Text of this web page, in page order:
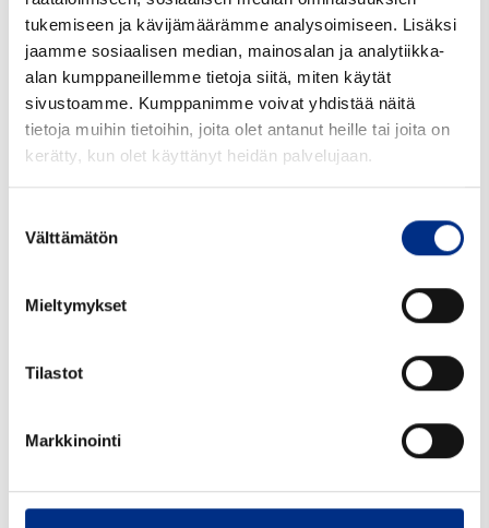
tukemiseen ja kävijämäärämme analysoimiseen. Lisäksi
jaamme sosiaalisen median, mainosalan ja analytiikka-
alan kumppaneillemme tietoja siitä, miten käytät
sivustoamme. Kumppanimme voivat yhdistää näitä
tietoja muihin tietoihin, joita olet antanut heille tai joita on
kerätty, kun olet käyttänyt heidän palvelujaan.
valinta
Välttämätön
Mieltymykset
Tilastot
Markkinointi
HDPE 43